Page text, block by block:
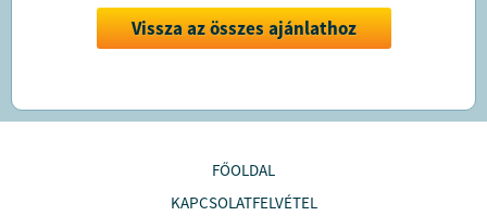
Vissza az összes ajánlathoz
FŐOLDAL
KAPCSOLATFELVÉTEL